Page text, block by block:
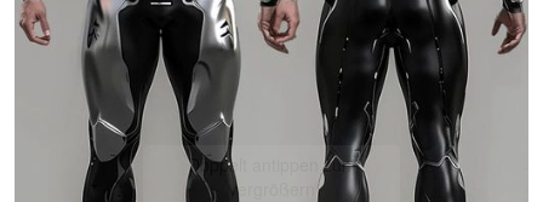
Doppelt antippen zum
vergrößern